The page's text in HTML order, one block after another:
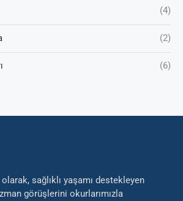
(4)
(2)
(6)
sağlıklı yaşamı destekleyen
görüşlerini okurlarımızla